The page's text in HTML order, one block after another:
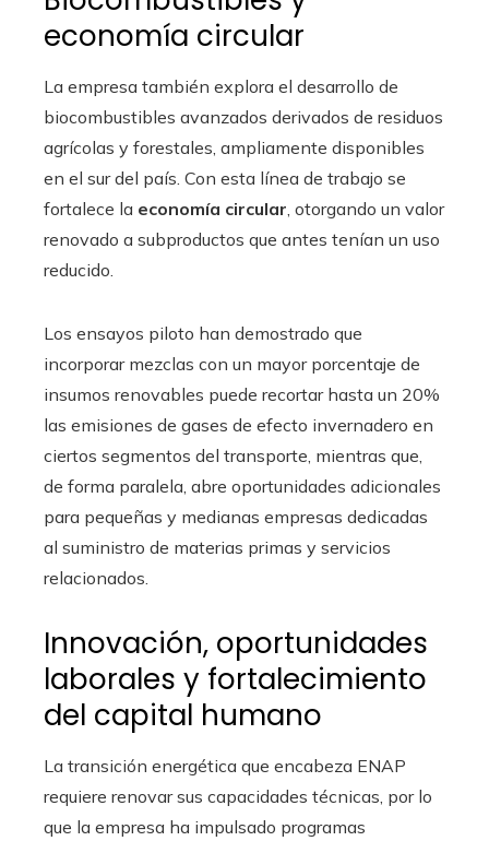
economía circular
La empresa también explora el desarrollo de
biocombustibles avanzados derivados de residuos
agrícolas y forestales, ampliamente disponibles
en el sur del país. Con esta línea de trabajo se
fortalece la economía circular, otorgando un valor
renovado a subproductos que antes tenían un uso
reducido.
Los ensayos piloto han demostrado que
incorporar mezclas con un mayor porcentaje de
insumos renovables puede recortar hasta un 20%
las emisiones de gases de efecto invernadero en
ciertos segmentos del transporte, mientras que,
de forma paralela, abre oportunidades adicionales
para pequeñas y medianas empresas dedicadas
al suministro de materias primas y servicios
relacionados.
Innovación, oportunidades
laborales y fortalecimiento
del capital humano
La transición energética que encabeza ENAP
requiere renovar sus capacidades técnicas, por lo
que la empresa ha impulsado programas